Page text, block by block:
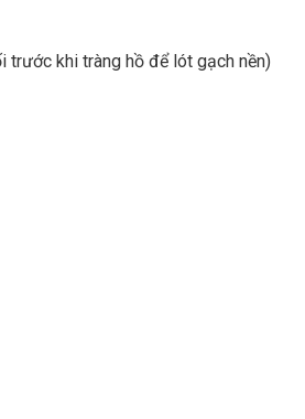
khi tràng hồ để lót gạch nền)